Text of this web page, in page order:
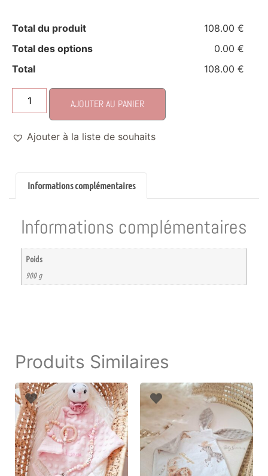
Total du produit
108.00 €
Total des options
0.00 €
Total
108.00 €
AJOUTER AU PANIER
Ajouter à la liste de souhaits
Informations complémentaires
Informations complémentaires
Poids
900 g
Produits Similaires